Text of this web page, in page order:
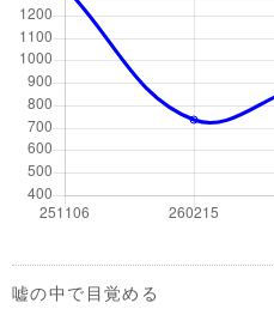
嘘の中で目覚める